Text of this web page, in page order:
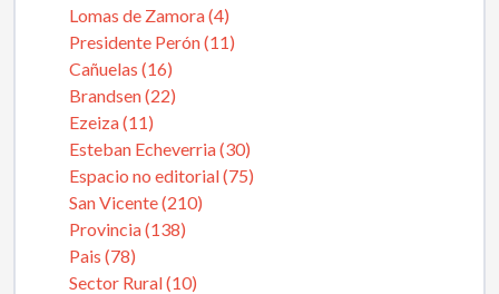
Lomas de Zamora (4)
Presidente Perón (11)
Cañuelas (16)
Brandsen (22)
Ezeiza (11)
Esteban Echeverria (30)
Espacio no editorial (75)
San Vicente (210)
Provincia (138)
Pais (78)
Sector Rural (10)